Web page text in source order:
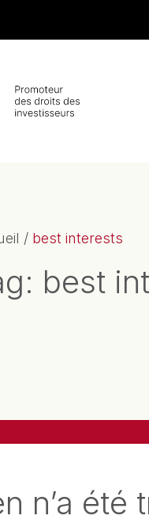
/ best interests
best
n’a été